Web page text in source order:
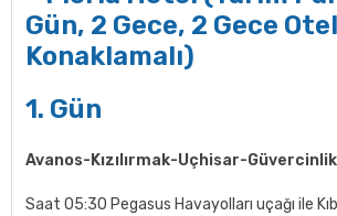
Gün, 2 Gece, 2 Gece Otel
Konaklamalı)
1. Gün
Avanos-Kızılırmak-Uçhisar-
Saat 05:30 Pegasus Havayolları uçağı ile